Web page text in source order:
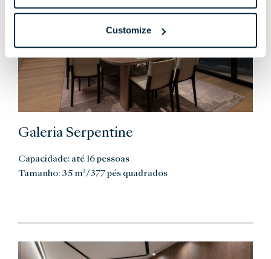
Customize
Galeria Serpentine
Capacidade: até 16 pessoas
Tamanho: 35 m²/377 pés quadrados